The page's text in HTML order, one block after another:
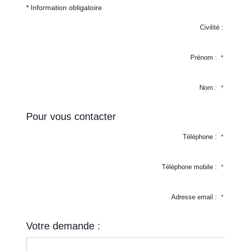
* Information obligatoire
Civilité :
Prénom :*
Nom :*
Pour vous contacter
Téléphone :*
Téléphone mobile :*
Adresse email :*
Votre demande :